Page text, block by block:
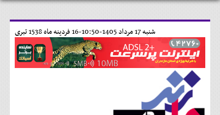
16 فردينه ماه 1538 تبری شنبه 17 مرداد 1405-10:50-